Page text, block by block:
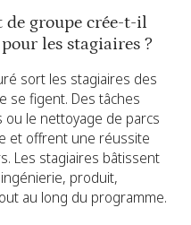
groupe crée-t-il
les stagiaires ?
sort les stagiaires des
se figent. Des tâches
le nettoyage de parcs
et offrent une réussite
Les stagiaires bâtissent
produit,
au long du programme.